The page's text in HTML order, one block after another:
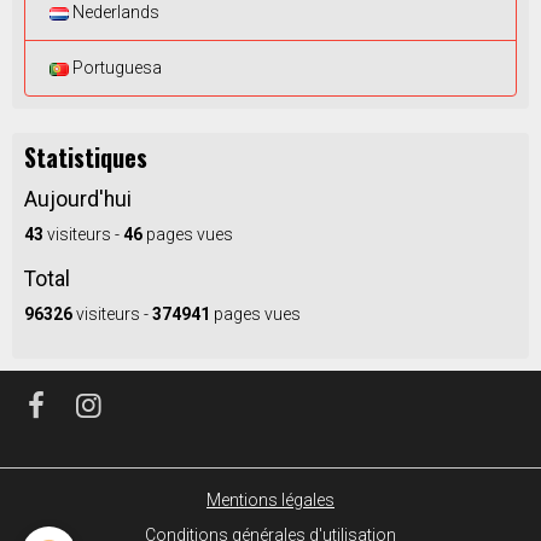
Nederlands
Portuguesa
Statistiques
Aujourd'hui
43 visiteurs -46 pages vues
Total
96326visiteurs -374941 pages vues
Mentions légales
Conditions générales d'utilisation